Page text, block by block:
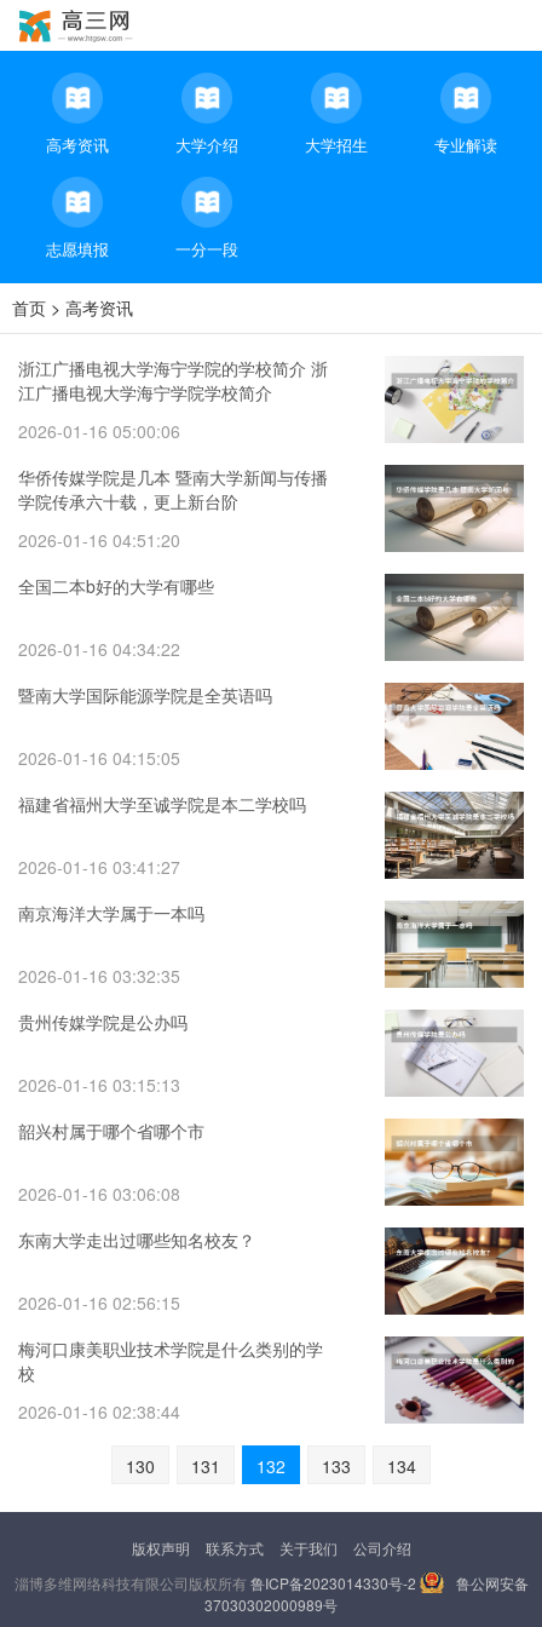
高考资讯 大学介绍 大学招生 专业解读
志愿填报 一分一段
首页 > 高考资讯
浙江广播电视大学海宁学院的学校简介 浙
江广播电视大学海宁学院学校简介
2026-01-16 05:00:06
华侨传媒学院是几本 暨南大学新闻与传播
学院传承六十载，更上新台阶
2026-01-16 04:51:20
全国二本b好的大学有哪些
2026-01-16 04:34:22
暨南大学国际能源学院是全英语吗
2026-01-16 04:15:05
福建省福州大学至诚学院是本二学校吗
2026-01-16 03:41:27
南京海洋大学属于一本吗
2026-01-16 03:32:35
贵州传媒学院是公办吗
2026-01-16 03:15:13
韶兴村属于哪个省哪个市
2026-01-16 03:06:08
东南大学走出过哪些知名校友？
2026-01-16 02:56:15
梅河口康美职业技术学院是什么类别的学
校
2026-01-16 02:38:44
130 131 132 133 134
版权声明 联系方式 关于我们
公司介绍
淄博多维网络科技有限公司版权所有鲁ICP备2023014330号-2
鲁公网安备
37030302000989号